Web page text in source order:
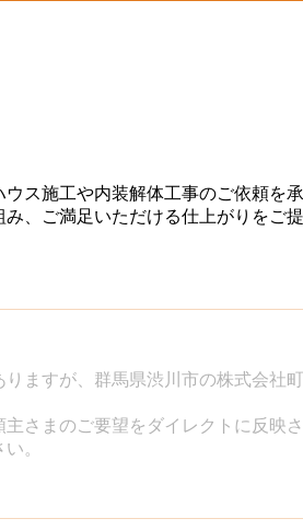
ス施工や内装解体工事のご依頼を
、ご満足いただける仕上がりをご
ますが、群馬県渋川市の株式会社
さまのご要望をダイレクトに反映
。